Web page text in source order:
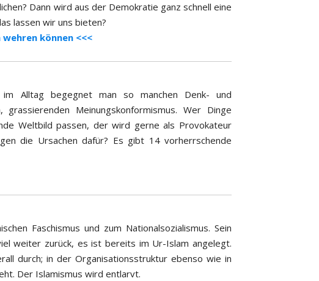
Dann wird aus der Demokratie ganz schnell eine
lassen wir uns bieten?
können <<<
Alltag begegnet man so manchen Denk- und
Meinungskonformismus. Wer Dinge
Weltbild passen, der wird gerne als Provokateur
die Ursachen dafür? Es gibt 14 vorherrschende
Faschismus und zum Nationalsozialismus. Sein
weiter zurück, es ist bereits im Ur-Islam angelegt.
durch; in der Organisationsstruktur ebenso wie in
Der Islamismus wird entlarvt.